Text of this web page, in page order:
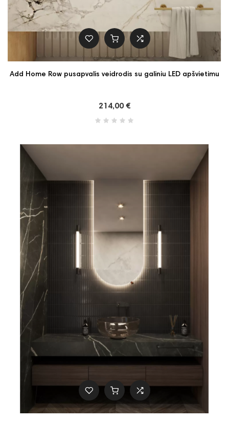
Add Home Row pusapvalis veidrodis su galiniu LED apšvietimu
214,00 €